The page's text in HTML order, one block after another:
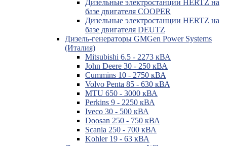
Дизельные электростанции HERTZ на
базе двигателя COOPER
Дизельные электростанции HERTZ на
базе двигателя DEUTZ
Дизель-генераторы GMGen Power Systems
(Италия)
Mitsubishi 6.5 - 2273 кВА
John Deere 30 - 250 кВА
Cummins 10 - 2750 кВА
Volvo Penta 85 - 630 кВА
MTU 650 - 3000 кВА
Perkins 9 - 2250 кВА
Iveco 30 - 500 кВА
Doosan 250 - 750 кВА
Scania 250 - 700 кВА
Kohler 19 - 63 кВА